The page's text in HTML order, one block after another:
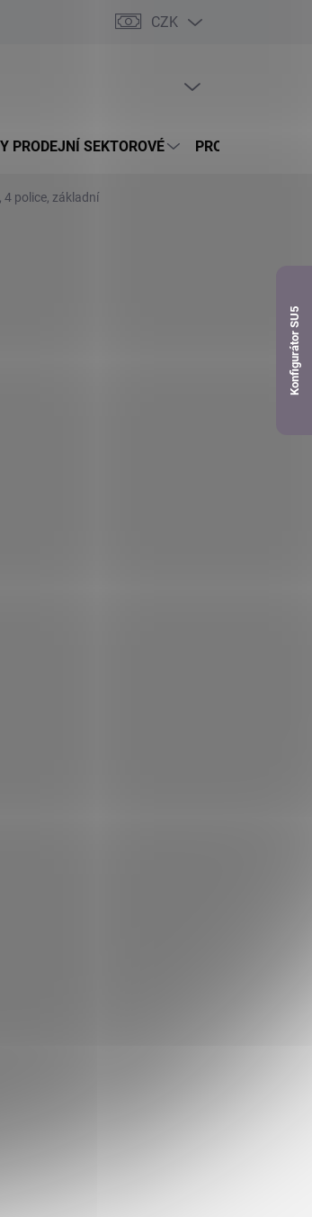
CZK
PRODEJNÍ SEKTOROVÉ PROSKLENÉ
police, základní
Konfigurátor SU5